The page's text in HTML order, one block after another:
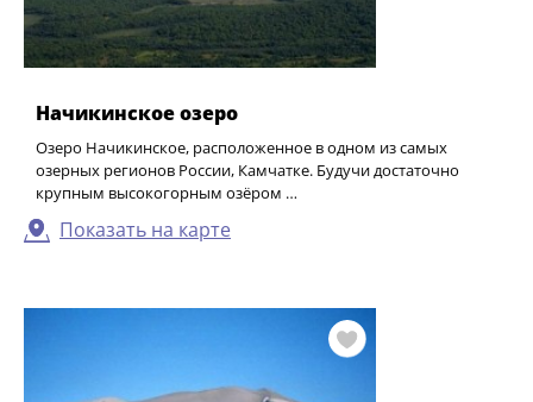
Начикинское озеро
Озеро Начикинское, расположенное в одном из самых
озерных регионов России, Камчатке. Будучи достаточно
крупным высокогорным озёром …
Показать на карте